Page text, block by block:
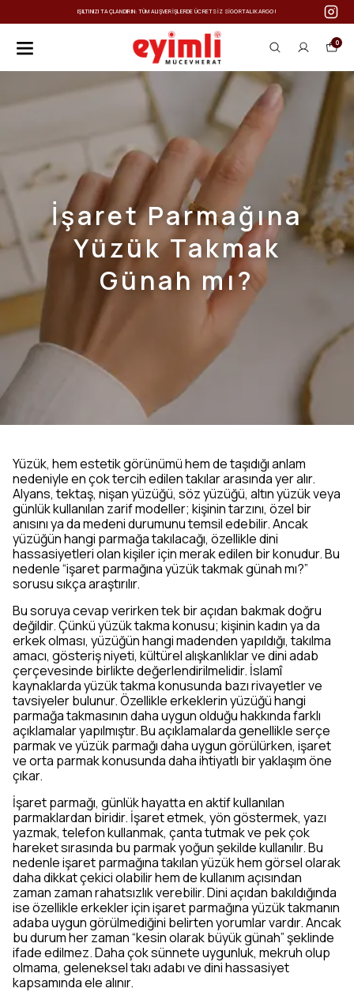
IŞILTINIZI TAÇLANDIRIN: TÜM ALIŞVERIŞLERDE ÜCRETSIZ SIGORTALI KARGO!
0
İşaret Parmağına
Yüzük Takmak
Günah mı?
Yüzük, hem estetik görünümü hem de taşıdığı anlam
nedeniyle en çok tercih edilen takılar arasında yer alır.
Alyans, tektaş, nişan yüzüğü, söz yüzüğü, altın yüzük veya
günlük kullanılan zarif modeller; kişinin tarzını, özel bir
anısını ya da medeni durumunu temsil edebilir. Ancak
yüzüğün hangi parmağa takılacağı, özellikle dini
hassasiyetleri olan kişiler için merak edilen bir konudur. Bu
nedenle “işaret parmağına yüzük takmak günah mı?”
sorusu sıkça araştırılır.
Bu soruya cevap verirken tek bir açıdan bakmak doğru
değildir. Çünkü yüzük takma konusu; kişinin kadın ya da
erkek olması, yüzüğün hangi madenden yapıldığı, takılma
amacı, gösteriş niyeti, kültürel alışkanlıklar ve dini adab
çerçevesinde birlikte değerlendirilmelidir. İslamî
kaynaklarda yüzük takma konusunda bazı rivayetler ve
tavsiyeler bulunur. Özellikle erkeklerin yüzüğü hangi
parmağa takmasının daha uygun olduğu hakkında farklı
açıklamalar yapılmıştır. Bu açıklamalarda genellikle serçe
parmak ve yüzük parmağı daha uygun görülürken, işaret
ve orta parmak konusunda daha ihtiyatlı bir yaklaşım öne
çıkar.
İşaret parmağı, günlük hayatta en aktif kullanılan
parmaklardan biridir. İşaret etmek, yön göstermek, yazı
yazmak, telefon kullanmak, çanta tutmak ve pek çok
hareket sırasında bu parmak yoğun şekilde kullanılır. Bu
nedenle işaret parmağına takılan yüzük hem görsel olarak
daha dikkat çekici olabilir hem de kullanım açısından
zaman zaman rahatsızlık verebilir. Dini açıdan bakıldığında
ise özellikle erkekler için işaret parmağına yüzük takmanın
adaba uygun görülmediğini belirten yorumlar vardır. Ancak
bu durum her zaman “kesin olarak büyük günah” şeklinde
ifade edilmez. Daha çok sünnete uygunluk, mekruh olup
olmama, geleneksel takı adabı ve dini hassasiyet
kapsamında ele alınır.